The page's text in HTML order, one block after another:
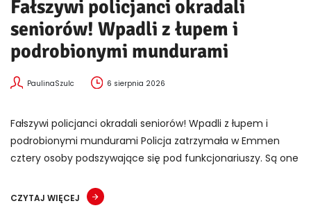
Fałszywi policjanci okradali
seniorów! Wpadli z łupem i
podrobionymi mundurami
PaulinaSzulc 6 sierpnia 2026
Fałszywi policjanci okradali seniorów! Wpadli z łupem i
podrobionymi mundurami Policja zatrzymała w Emmen
cztery osoby podszywające się pod funkcjonariuszy. Są one
CZYTAJ WIĘCEJ